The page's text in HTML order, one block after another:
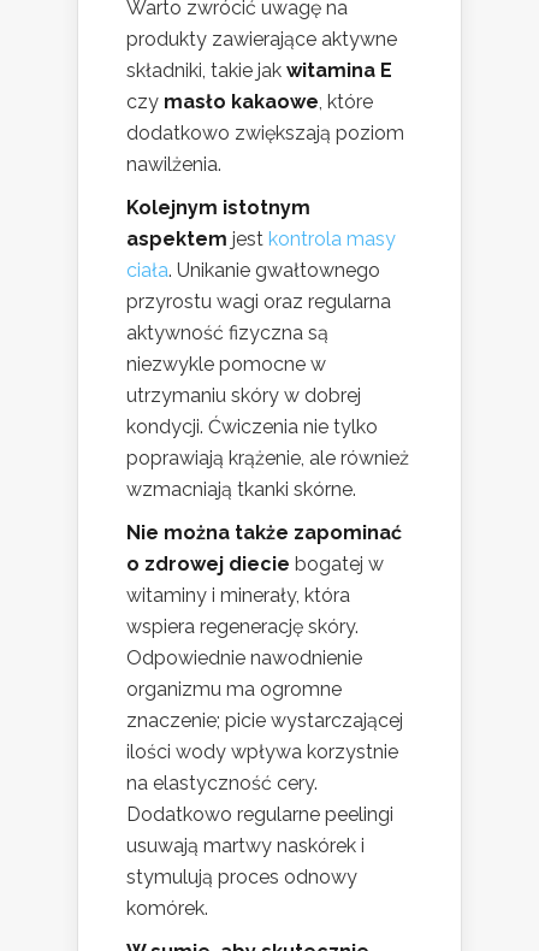
Warto zwrócić uwagę na
produkty zawierające aktywne
składniki, takie jak witamina E
czy masło kakaowe, które
dodatkowo zwiększają poziom
nawilżenia.
Kolejnym istotnym
aspektem jest kontrola masy
ciała. Unikanie gwałtownego
przyrostu wagi oraz regularna
aktywność fizyczna są
niezwykle pomocne w
utrzymaniu skóry w dobrej
kondycji. Ćwiczenia nie tylko
poprawiają krążenie, ale również
wzmacniają tkanki skórne.
Nie można także zapominać
o zdrowej diecie bogatej w
witaminy i minerały, która
wspiera regenerację skóry.
Odpowiednie nawodnienie
organizmu ma ogromne
znaczenie; picie wystarczającej
ilości wody wpływa korzystnie
na elastyczność cery.
Dodatkowo regularne peelingi
usuwają martwy naskórek i
stymulują proces odnowy
komórek.